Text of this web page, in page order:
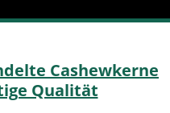
Cashewkerne
Qualität